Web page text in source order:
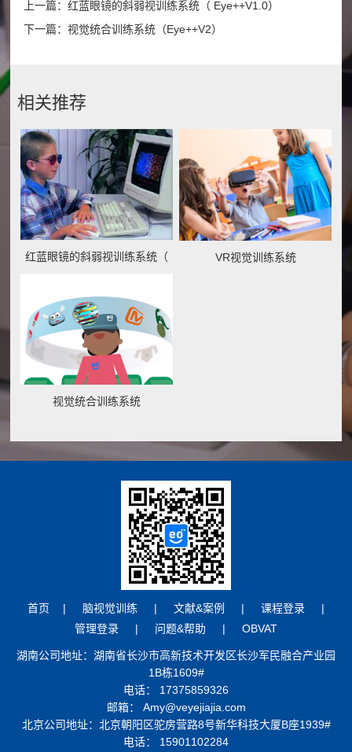
上一篇：红蓝眼镜的斜弱视训练系统（ Eye++V1.0）
下一篇：视觉统合训练系统（Eye++V2）
相关推荐
红蓝眼镜的斜弱视训练系统（ VR视觉训练系统
视觉统合训练系统
首页 | 脑视觉训练 | 文献&案例 | 课程登录
|
管理登录
| 问题&帮助 | OBVAT
湖南公司地址：湖南省长沙市高新技术开发区长沙军民融合产业园
1B栋1609#
电话： 17375859326
邮箱： Amy@veyejiajia.com
北京公司地址：北京朝阳区驼房营路8号新华科技大厦B座1939#
电话： 15901102284